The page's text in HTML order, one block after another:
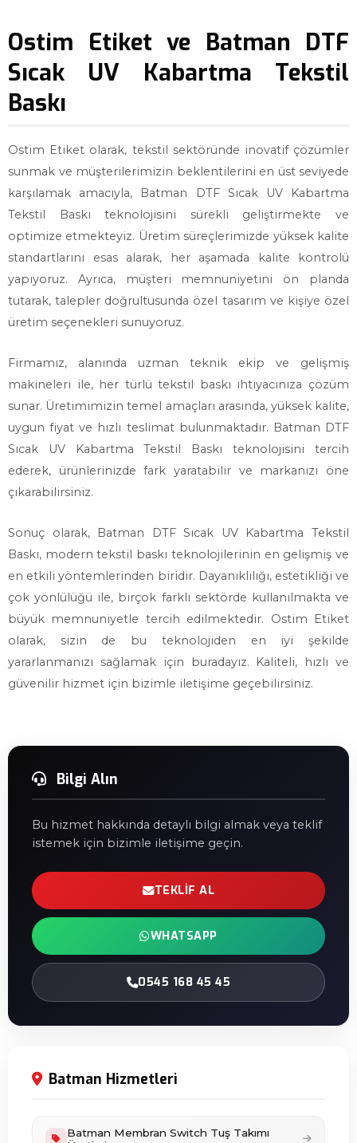
Ostim Etiket ve Batman DTF
Sıcak UV Kabartma Tekstil
Baskı
Ostim Etiket olarak, tekstil sektöründe inovatif çözümler
sunmak ve müşterilerimizin beklentilerini en üst seviyede
karşılamak amacıyla, Batman DTF Sıcak UV Kabartma
Tekstil Baskı teknolojisini sürekli geliştirmekte ve
optimize etmekteyiz. Üretim süreçlerimizde yüksek kalite
standartlarını esas alarak, her aşamada kalite kontrolü
yapıyoruz. Ayrıca, müşteri memnuniyetini ön planda
tutarak, talepler doğrultusunda özel tasarım ve kişiye özel
üretim seçenekleri sunuyoruz.
Firmamız, alanında uzman teknik ekip ve gelişmiş
makineleri ile, her türlü tekstil baskı ihtiyacınıza çözüm
sunar. Üretimimizin temel amaçları arasında, yüksek kalite,
uygun fiyat ve hızlı teslimat bulunmaktadır. Batman DTF
Sıcak UV Kabartma Tekstil Baskı teknolojisini tercih
ederek, ürünlerinizde fark yaratabilir ve markanızı öne
çıkarabilirsiniz.
Sonuç olarak, Batman DTF Sıcak UV Kabartma Tekstil
Baskı, modern tekstil baskı teknolojilerinin en gelişmiş ve
en etkili yöntemlerinden biridir. Dayanıklılığı, estetikliği ve
çok yönlülüğü ile, birçok farklı sektörde kullanılmakta ve
büyük memnuniyetle tercih edilmektedir. Ostim Etiket
olarak, sizin de bu teknolojiden en iyi şekilde
yararlanmanızı sağlamak için buradayız. Kaliteli, hızlı ve
güvenilir hizmet için bizimle iletişime geçebilirsiniz.
Bilgi Alın
Bu hizmet hakkında detaylı bilgi almak veya teklif
istemek için bizimle iletişime geçin.
TEKLIF AL
WHATSAPP
0545 168 45 45
Batman Hizmetleri
Batman Membran Switch Tuş Takımı